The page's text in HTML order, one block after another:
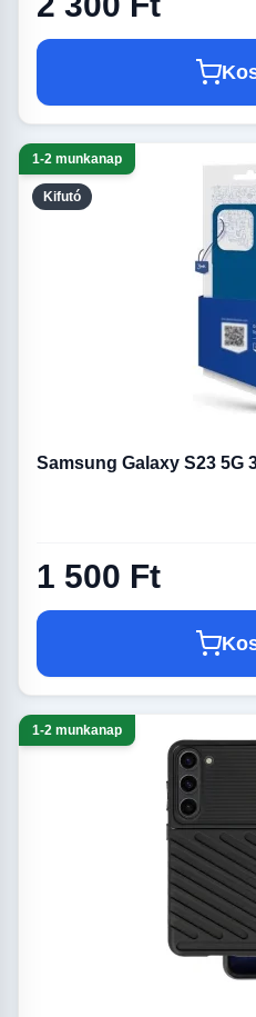
Kifutó
1-2 munkanap
Samsung Galaxy S23 5G
1 500 Ft
1-2 munkanap